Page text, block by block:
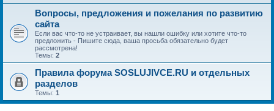
Вопросы, предложения и пожелания по развитию
сайта
Если вас что-то не устраивает, вы нашли ошибку или хотите что-то
предложить - Пишите сюда, ваша просьба обязательно будет
рассмотрена!
Темы: 2
Правила форума SOSLUJIVCE.RU и отдельных
разделов
Темы: 1